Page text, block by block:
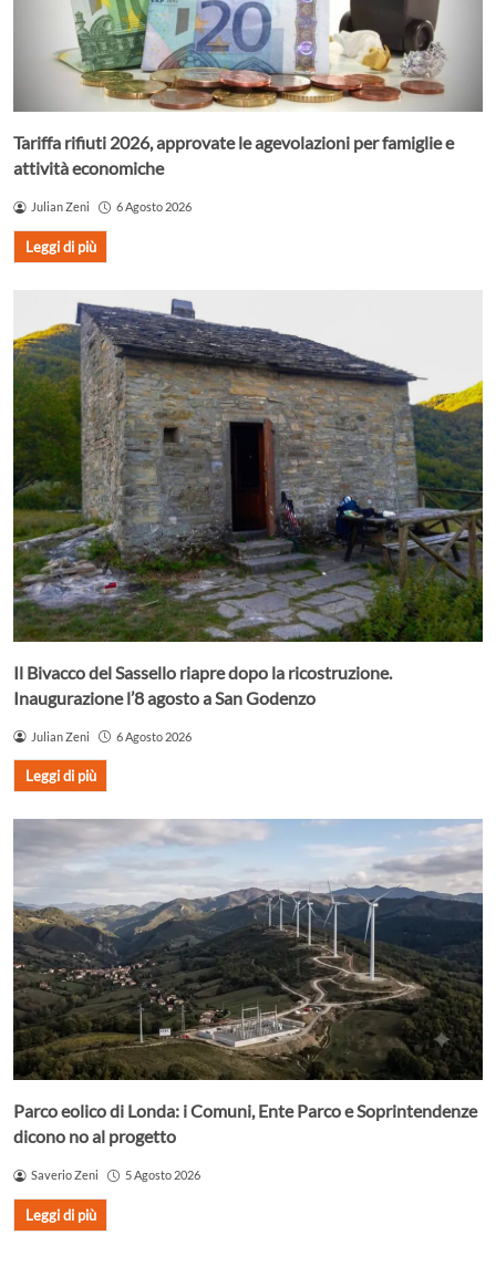
Tariffa rifiuti 2026, approvate le agevolazioni per famiglie e
attività economiche
Julian Zeni 6 Agosto 2026
Leggi di più
Il Bivacco del Sassello riapre dopo la ricostruzione.
Inaugurazione l’8 agosto a San Godenzo
Julian Zeni 6 Agosto 2026
Leggi di più
Parco eolico di Londa: i Comuni, Ente Parco e Soprintendenze
dicono no al progetto
Saverio Zeni 5 Agosto 2026
Leggi di più